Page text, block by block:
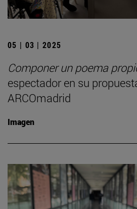
05 | 03 | 2025
Componer un poema
espectador en su
ARCOmadrid
Imagen